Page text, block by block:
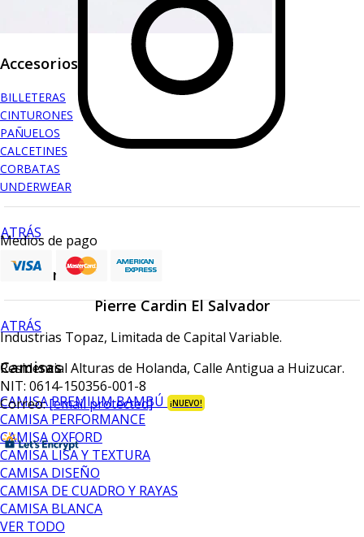
Accesorios
BILLETERAS
CINTURONES
PAÑUELOS
CALCETINES
CORBATAS
UNDERWEAR
ATRÁS
Branson
ATRÁS
Camisas
CAMISA PREMIUM BAMBÚ ¡NUEVO!
CAMISA PERFORMANCE
CAMISA OXFORD
CAMISA LISA Y TEXTURA
CAMISA DISEÑO
CAMISA DE CUADRO Y RAYAS
CAMISA BLANCA
VER TODO
Medios de pago
Pierre Cardin El Salvador
Industrias Topaz, Limitada de Capital Variable.
Residencial Alturas de Holanda, Calle Antigua a Huizucar.
NIT: 0614-150356-001-8
Correo:[email protected]